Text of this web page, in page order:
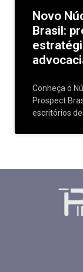
Novo
Brasil:
Conheça o
Prospect
escritórios